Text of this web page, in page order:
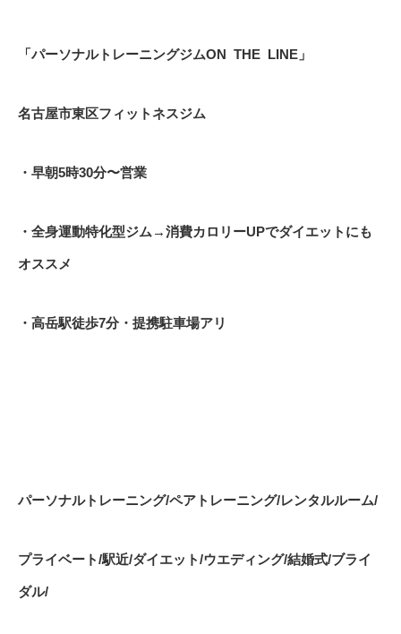
「パーソナルトレーニングジムON THE LINE 」
名古屋市東区フィットネスジム
・早朝5時30分〜営業
・全身運動特化型ジム →消費カロリーUPでダイエットにも
オススメ
・高岳駅徒歩7分・提携駐車場アリ
パーソナルトレーニング/ペアトレーニング/レンタルルーム/
プライベート/駅近/ダイエット/ウエディング/結婚式/ブライ
ダル/